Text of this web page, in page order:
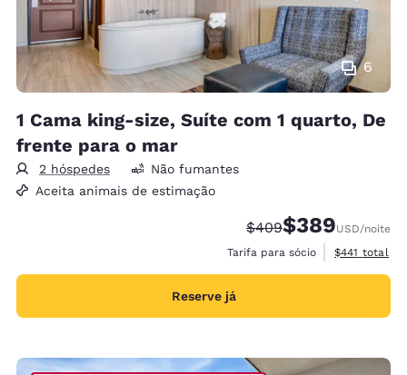
6
1 Cama king-size, Suíte com 1 quarto, De
frente para o mar
2 hóspedes
Não fumantes
Aceita animais de estimação
Tarifa anterior
$409Tarifa com
$389USD/noite
Tarifa para sócio
Exibir
$441 total
Reserve já